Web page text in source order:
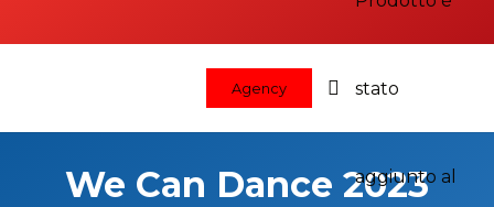
Agency stato
aggiunto al
We Can Dance 2023